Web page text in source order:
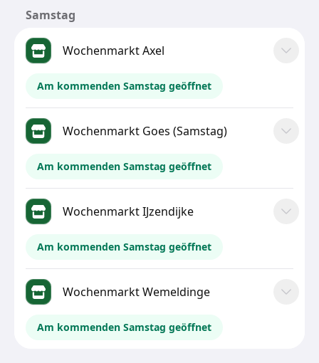
Samstag
Wochenmarkt Axel
Am kommenden Samstag geöffnet
Wochenmarkt Goes (Samstag)
Am kommenden Samstag geöffnet
Wochenmarkt IJzendijke
Am kommenden Samstag geöffnet
Wochenmarkt Wemeldinge
Am kommenden Samstag geöffnet